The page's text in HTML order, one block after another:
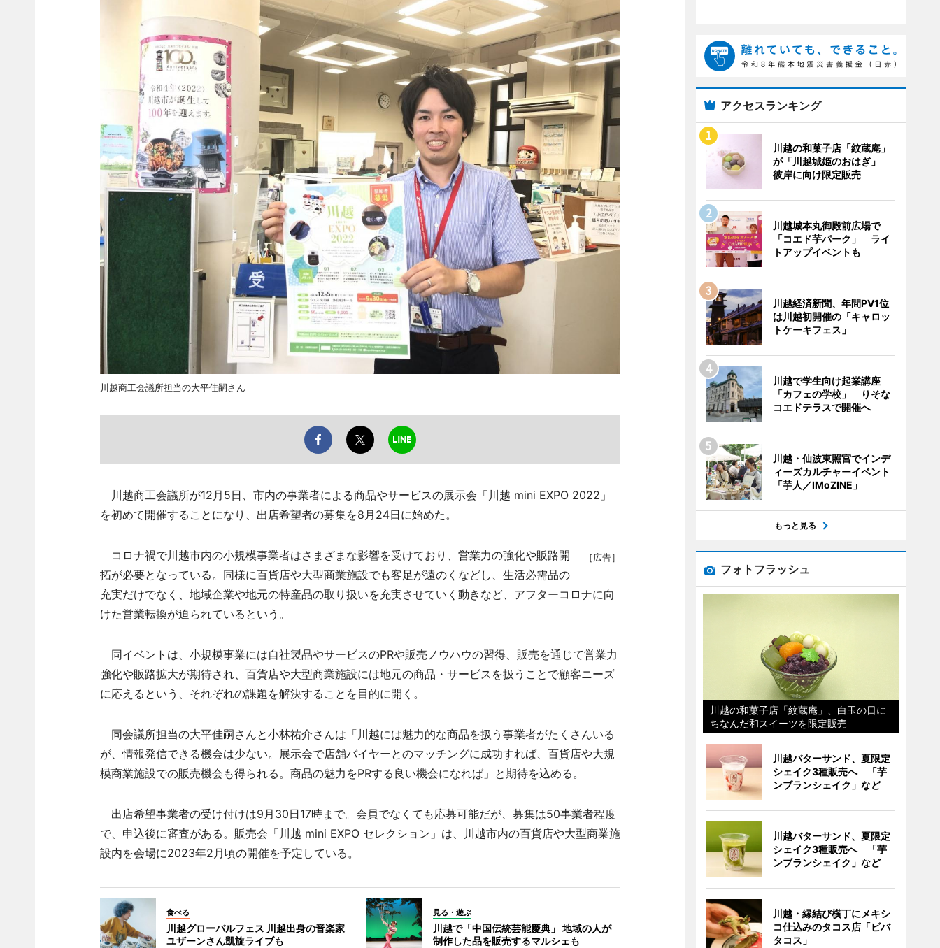
川越商工会議所担当の大平佳嗣さん
川越商工会議所が12月5日、市内の事業者による商品やサービスの展示会「川越 mini EXPO 2022」
を初めて開催することになり、出店希望者の募集を8月24日に始めた。
［広告］
コロナ禍で川越市内の小規模事業者はさまざまな影響を受けており、営業力の強化や販路開
拓が必要となっている。同様に百貨店や大型商業施設でも客足が遠のくなどし、生活必需品の
充実だけでなく、地域企業や地元の特産品の取り扱いを充実させていく動きなど、アフターコロナに向
けた営業転換が迫られているという。
同イベントは、小規模事業には自社製品やサービスのPRや販売ノウハウの習得、販売を通じて営業力
強化や販路拡大が期待され、百貨店や大型商業施設には地元の商品・サービスを扱うことで顧客ニーズ
に応えるという、それぞれの課題を解決することを目的に開く。
同会議所担当の大平佳嗣さんと小林祐介さんは「川越には魅力的な商品を扱う事業者がたくさんいる
が、情報発信できる機会は少ない。展示会で店舗バイヤーとのマッチングに成功すれば、百貨店や大規
模商業施設での販売機会も得られる。商品の魅力をPRする良い機会になれば」と期待を込める。
出店希望事業者の受け付けは9月30日17時まで。会員でなくても応募可能だが、募集は50事業者程度
で、申込後に審査がある。販売会「川越 mini EXPO セレクション」は、川越市内の百貨店や大型商業施
設内を会場に2023年2月頃の開催を予定している。
食べる
川越グローバルフェス 川越出身の音楽家
ユザーンさん凱旋ライブも
見る・遊ぶ
川越で「中国伝統芸能慶典」 地域の人が
制作した品を販売するマルシェも
アクセスランキング
川越の和菓子店「紋蔵庵」
が「川越城姫のおはぎ」
彼岸に向け限定販売
川越城本丸御殿前広場で
「コエド芋パーク」 ライ
トアップイベントも
川越経済新聞、年間PV1位
は川越初開催の「キャロッ
トケーキフェス」
川越で学生向け起業講座
「カフェの学校」 りそな
コエドテラスで開催へ
川越・仙波東照宮でインデ
ィーズカルチャーイベント
「芋人／IMoZINE」
もっと見る
フォトフラッシュ
川越の和菓子店「紋蔵庵」、白玉の日に
ちなんだ和スイーツを限定販売
川越バターサンド、夏限定
シェイク3種販売へ 「芋
ンブランシェイク」など
川越バターサンド、夏限定
シェイク3種販売へ 「芋
ンブランシェイク」など
川越・縁結び横丁にメキシ
コ仕込みのタコス店「ビバ
タコス」